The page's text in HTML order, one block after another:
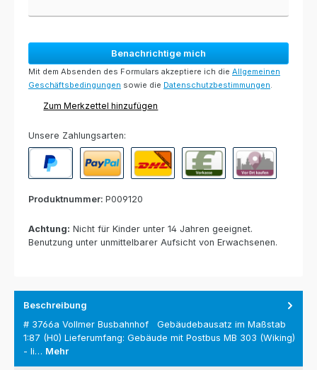
Benachrichtige mich
Mit dem Absenden des Formulars akzeptiere ich die Allgemeinen
Geschäftsbedingungen sowie die Datenschutzbestimmungen
Zum Merkzettel hinzufügen
Unsere Zahlungsarten:
Produktnummer: P009120
Achtung: Nicht für Kinder unter 14 Jahren geeignet.
Benutzung unter unmittelbarer Aufsicht von Erwachsenen.
Beschreibung
# 3766a Vollmer Busbahnhof Gebäudebausatz im Maßstab
1:87 (H0) Lieferumfang: Gebäude mit Postbus MB 303 (Wiking)
- li… Mehr